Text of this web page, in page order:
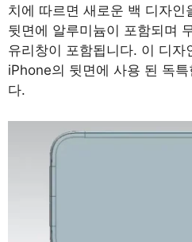
치에 따르면 새로운 백 디자인
뒷면에 알루미늄이 포함되며
유리창이 포함됩니다. 이 디자
iPhone의 뒷면에 사용 된 독
다.